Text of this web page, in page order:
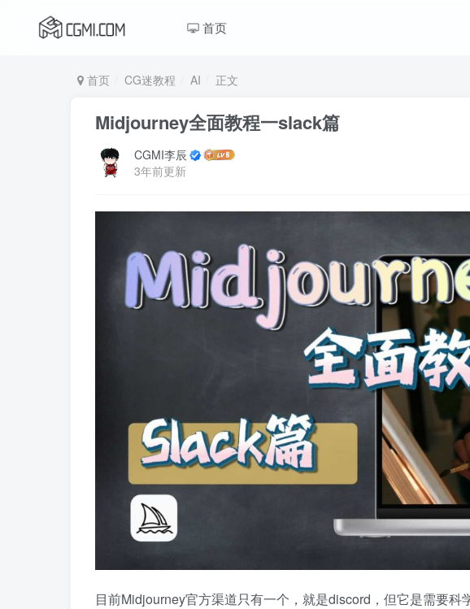
首页
首页 CG迷教程 AI 正文
Midjourney全面教程一slack篇
CGMI李辰
3年前更新
目前Midjourney官方渠道只有一个，就是discord，但它是需要